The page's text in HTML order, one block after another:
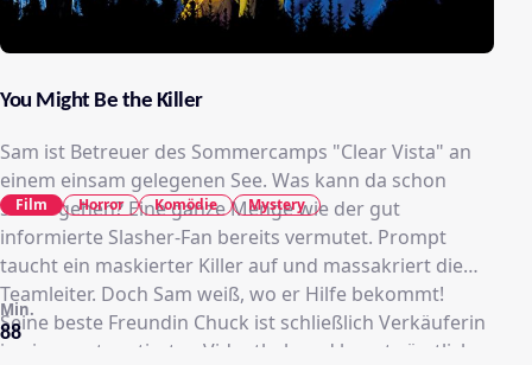
You Might Be the Killer
Sam ist Betreuer des Sommercamps "Clear Vista" an
einem einsam gelegenen See. Was kann da schon
schief gehen? Eine ganze Menge wie der gut
informierte Slasher-Fan bereits vermutet. Prompt
taucht ein maskierter Killer auf und massakriert die
Teamleiter. Doch Sam weiß, wo er Hilfe bekommt!
Seine beste Freundin Chuck ist schließlich Verkäuferin
in einer gut sortierten Videothek und kennt sämtliche
88
Min.
Film Horror Komödie Mystery